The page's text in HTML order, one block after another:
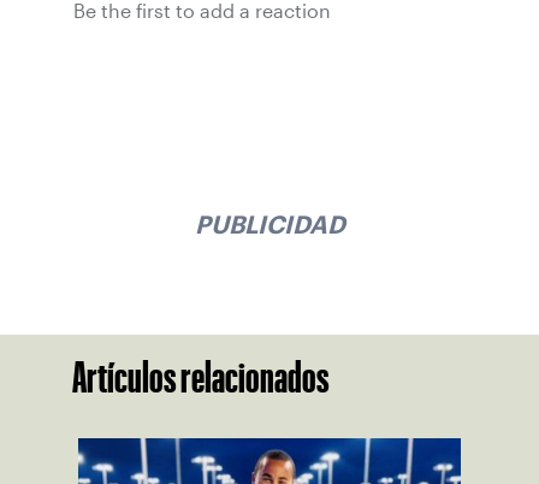
Be the first to add a reaction
PUBLICIDAD
Artículos relacionados